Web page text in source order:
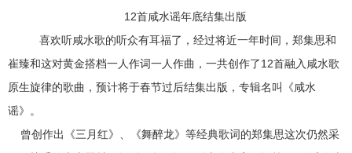
12首咸水谣年底结集出版
喜欢听咸水歌的听众有耳福了，经过将近一年时间，郑集思和
崔臻和这对黄金搭档一人作词一人作曲，一共创作了12首融入咸水歌
原生旋律的歌曲，预计将于春节过后结集出版，专辑名叫《咸水
谣》。
曾创作出《三月红》、《舞醉龙》等经典歌词的郑集思这次仍然采